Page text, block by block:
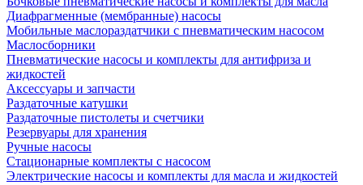
Диафрагменные (мембранные) насосы
Мобильные маслораздатчики с пневматическим насосом
Маслосборники
Пневматические насосы и комплекты для антифриза и
жидкостей
Аксессуары и запчасти
Раздаточные катушки
Раздаточные пистолеты и счетчики
Резервуары для хранения
Ручные насосы
Стационарные комплекты с насосом
Электрические насосы и комплекты для масла и жидкостей